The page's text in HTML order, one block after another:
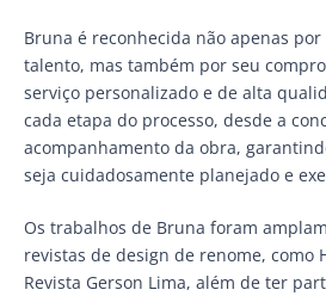
Bruna é reconhecida não apenas
talento, mas também por seu
serviço personalizado e de alta
cada etapa do processo, desde a
acompanhamento da obra,
seja cuidadosamente planejado e
Os trabalhos de Bruna foram
revistas de design de renome, como
Revista Gerson Lima, além de ter